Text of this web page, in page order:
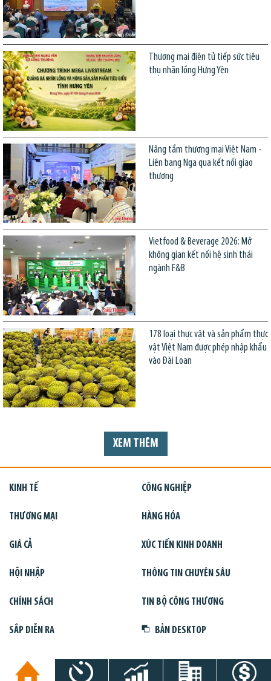
Thương mại điện tử tiếp sức tiêu
thụ nhãn lồng Hưng Yên
Nâng tầm thương mại Việt Nam -
Liên bang Nga qua kết nối giao
thương
Vietfood & Beverage 2026: Mở
không gian kết nối hệ sinh thái
ngành F&B
178 loại thực vật và sản phẩm thực
vật Việt Nam được phép nhập khẩu
vào Đài Loan
XEM THÊM
KINH TẾ CÔNG NGHIỆP
THƯƠNG MẠI HÀNG HÓA
GIÁ CẢ XÚC TIẾN KINH DOANH
HỘI NHẬP THÔNG TIN CHUYÊN SÂU
CHÍNH SÁCH TIN BỘ CÔNG THƯƠNG
SẮP DIỄN RA BẢN DESKTOP